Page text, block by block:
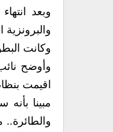
وبعد
وكانت
وأوضح
اقيمت
مبينا